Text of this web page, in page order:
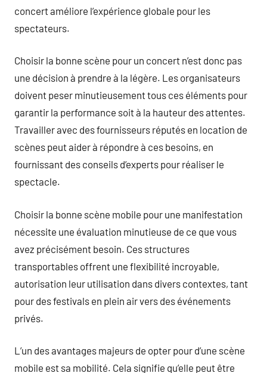
concert améliore l’expérience globale pour les
spectateurs.
Choisir la bonne scène pour un concert n’est donc pas
une décision à prendre à la légère. Les organisateurs
doivent peser minutieusement tous ces éléments pour
garantir la performance soit à la hauteur des attentes.
Travailler avec des fournisseurs réputés en location de
scènes peut aider à répondre à ces besoins, en
fournissant des conseils d’experts pour réaliser le
spectacle.
Choisir la bonne scène mobile pour une manifestation
nécessite une évaluation minutieuse de ce que vous
avez précisément besoin. Ces structures
transportables offrent une flexibilité incroyable,
autorisation leur utilisation dans divers contextes, tant
pour des festivals en plein air vers des événements
privés.
L’un des avantages majeurs de opter pour d’une scène
mobile est sa mobilité. Cela signifie qu’elle peut être